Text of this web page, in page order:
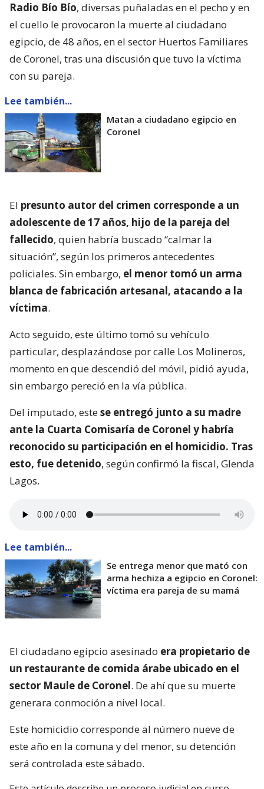
Radio Bío Bío, diversas puñaladas en el pecho y en
el cuello le provocaron la muerte al ciudadano
egipcio, de 48 años, en el sector Huertos Familiares
de Coronel, tras una discusión que tuvo la víctima
con su pareja.
Lee también...
Matan a ciudadano egipcio en
Coronel
El presunto autor del crimen corresponde a un
adolescente de 17 años, hijo de la pareja del
fallecido, quien habría buscado “calmar la
situación”, según los primeros antecedentes
policiales. Sin embargo, el menor tomó un arma
blanca de fabricación artesanal, atacando a la
víctima.
Acto seguido, este último tomó su vehículo
particular, desplazándose por calle Los Molineros,
momento en que descendió del móvil, pidió ayuda,
sin embargo pereció en la vía pública.
Del imputado, estese entregó junto a su madre
ante la Cuarta Comisaría de Coronel y habría
reconocido su participación en el homicidio. Tras
esto, fue detenido, según confirmó la fiscal, Glenda
Lagos.
Lee también...
Se entrega menor que mató con
arma hechiza a egipcio en Coronel:
víctima era pareja de su mamá
El ciudadano egipcio asesinado era propietario de
un restaurante de comida árabe ubicado en el
sector Maule de Coronel. De ahí que su muerte
generara conmoción a nivel local.
Este homicidio corresponde al número nueve de
este año en la comuna y del menor, su detención
será controlada este sábado.